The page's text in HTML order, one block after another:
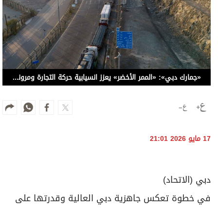
«جمارك دبي»: «الممر الأخضر» يعزز انسيابية حركة التجارة ومرونة سلاسل التوريد
17 مايو 2026 21:01
دبي (الاتحاد)
في خطوة تعكس جاهزية دبي العالية وقدرتها على